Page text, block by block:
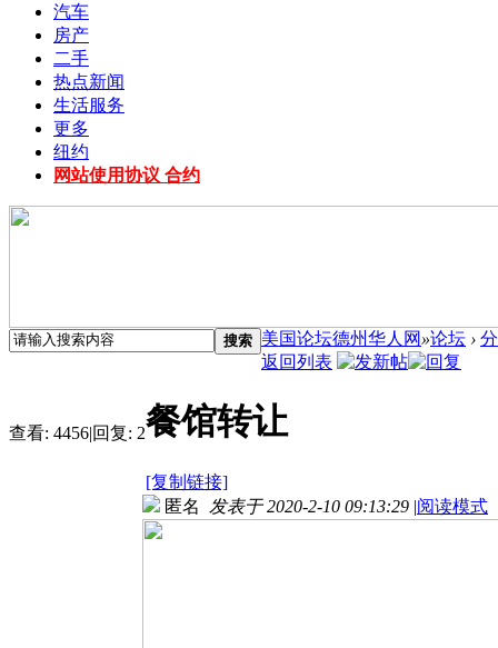
汽车
房产
二手
热点新闻
生活服务
更多
纽约
网站使用协议 合约
搜索 美国论坛德州华人网 »论坛 ›
返回列表
查看: 4456|回复: 2餐馆转让
[复制链接]
匿名 发表于 2020-2-10 09:13:29 |阅读模式